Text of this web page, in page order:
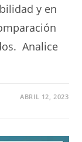
y en
Analice
ABRIL 12, 2023